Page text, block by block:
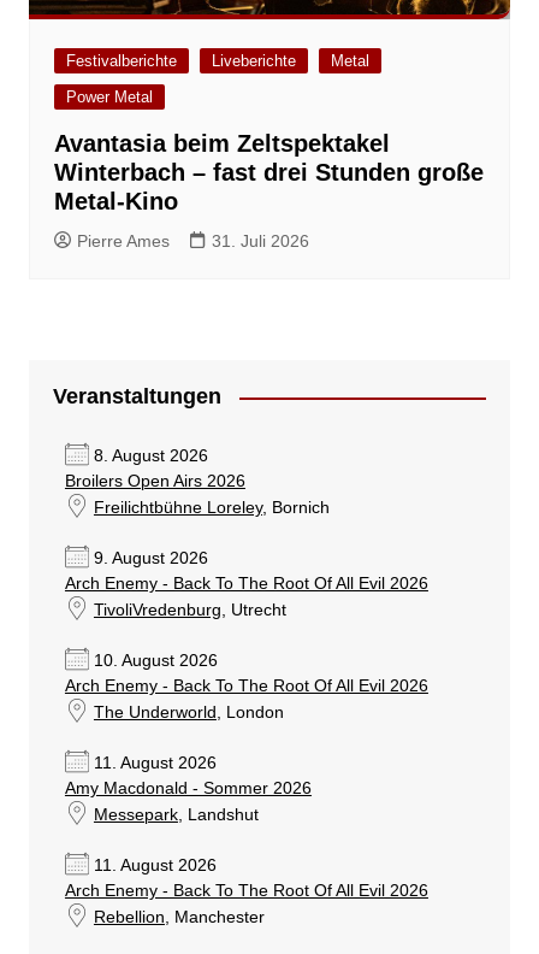
Festivalberichte Liveberichte
Metal
Power Metal
Avantasia beim Zeltspektakel
Winterbach – fast drei Stunden große
Metal-Kino
Pierre Ames 31. Juli 2026
Veranstaltungen
8. August 2026
Broilers Open Airs 2026
Freilichtbühne Loreley, Bornich
9. August 2026
Arch Enemy - Back To The Root Of All Evil 2026
TivoliVredenburg, Utrecht
10. August 2026
Arch Enemy - Back To The Root Of All Evil 2026
The Underworld , London
11. August 2026
Amy Macdonald - Sommer 2026
Messepark, Landshut
11. August 2026
Arch Enemy - Back To The Root Of All Evil 2026
Rebellion, Manchester